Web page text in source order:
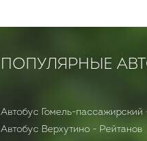
ПОПУЛЯРНЫЕ
Автобус Гомель-пассажирский
Автобус Верхутино - Рейтанов